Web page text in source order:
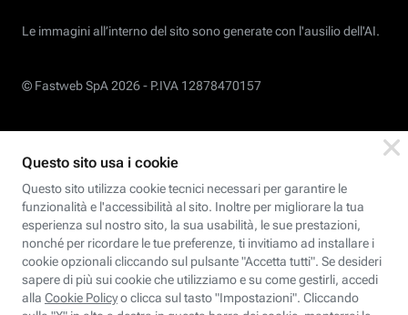
Le immagini all’interno del sito sono generate con l'ausilio dell'AI.
© Fastweb SpA 2026 - P.IVA 12878470157